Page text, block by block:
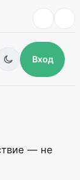
Вход
— не